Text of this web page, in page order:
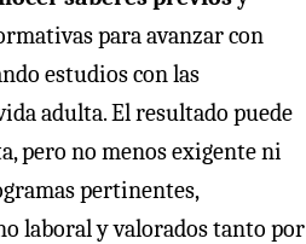
para avanzar con
estudios con las
adulta. El resultado puede
pero no menos exigente ni
pertinentes,
laboral y valorados tanto por